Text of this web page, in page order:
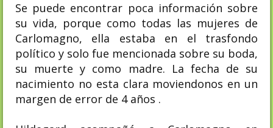
Se puede encontrar poca información sobre
su vida, porque como todas las mujeres de
Carlomagno, ella estaba en el trasfondo
político y solo fue mencionada sobre su boda,
su muerte y como madre. La fecha de su
nacimiento no esta clara moviendonos en un
margen de error de 4 años .